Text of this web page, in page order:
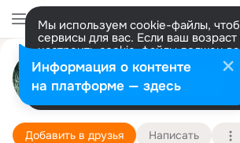
Мы используем cookie-файлы,
сервисы для вас. Если ваш возраст
настроить cookie-файлы должен
представитель. Больше
Разрешить все Настроить
Лариса Рытик
г. Бикин (Хабаровский край)
Подробнее
Добавить в друзья Написать
Информация о контенте
на платформе — здесь